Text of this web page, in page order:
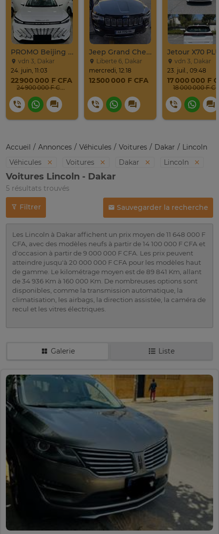
PROMO Beijing X7 / 2025
vdn 3, Dakar
24. juin, 11:03
22 900 000 F CFA
24 900 000 F CFA
Jeep Grand Cherokee Overland 2019 À Vendre
Liberte 6, Dakar
mercredi, 12:18
12 500 000 F CFA
vdn 3, Dakar
23. juil., 09:48
17 000 000 F
18 000 000 F
Accueil Annonces Véhicules Voitures Dakar
Lincoln
Véhicules
Voitures Dakar Lincoln
Voitures Lincoln - Dakar
5 résultats trouvés
Filtrer Sauvegarder la recherche
Les Lincoln à Dakar affichent un prix moyen de 11 648 000 F
CFA, avec des modèles neufs à partir de 14 100 000 F CFA et
d'occasion à partir de 9 000 000 F CFA. Les prix peuvent
atteindre jusqu'à 20 000 000 F CFA pour les modèles haut
de gamme. Le kilométrage moyen est de 89 841 Km, allant
de 34 936 Km à 160 000 Km. De nombreuses options sont
disponibles, comme la transmission automatique, la
climatisation, les airbags, la direction assistée, la caméra de
recul et les vitres électriques.
Galerie Liste